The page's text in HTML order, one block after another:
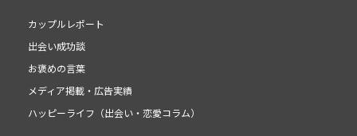
カップルレポート
出会い成功談
お褒めの言葉
メディア掲載・広告実績
ハッピーライフ（出会い・恋愛コラム）